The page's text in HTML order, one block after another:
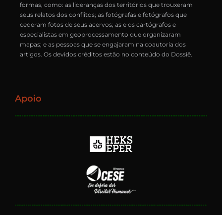
formas, como: as lideranças dos territórios que trouxeram
seus relatos dos conflitos; as fotógrafas e fotógrafos que
cederam fotos de seus acervos; as e os cartógrafos e
especialistas em geoprocessamento que organizaram
mapas; e as pessoas que se engajaram na coautoria dos
artigos. Os devidos créditos estão no conteúdo do Dossiê.
Apoio